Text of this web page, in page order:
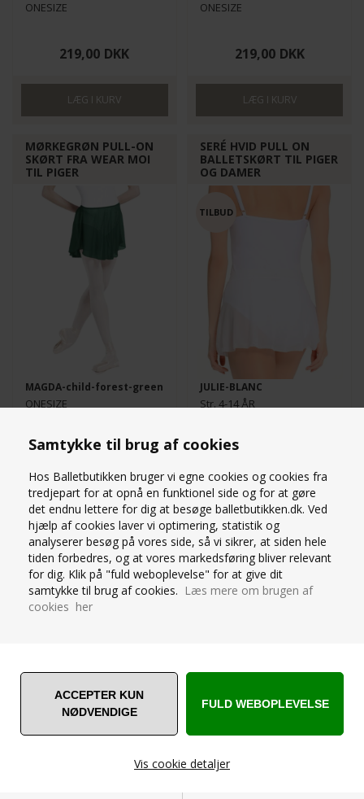
Samtykke til brug af cookies
Hos Balletbutikken bruger vi egne cookies og cookies fra
tredjepart for at opnå en funktionel side og for at gøre
det endnu lettere for dig at besøge balletbutikken.dk. Ved
hjælp af cookies laver vi optimering, statistik og
analyserer besøg på vores side, så vi sikrer, at siden hele
tiden forbedres, og at vores markedsføring bliver relevant
for dig. Klik på "fuld weboplevelse" for at give dit
samtykke til brug af cookies. Læs mere om brugen af
cookies her
Vis cookie detaljer
ONESIZE
219,00 DKK
ONESIZE
219,00 DKK
MØRKEGRØN PULL-ON
SKØRT FRA WEAR MOI
TIL PIGER
MAGDA-child-forest-green
ONESIZE
219,00 DKK
SERÉ HVID PULL ON
BALLETSKØRT TIL PIGER
OG DAMER
JULIE-BLANC
Str. 4-14 ÅR
169,00
SERÉ HVID SLÅ OM
CHIFFON SKIRT TIL
PIGER
BESTSELLER
SERÉ SORT PULL ON
BALLETSKØRT TIL PIGER
OG DAMER